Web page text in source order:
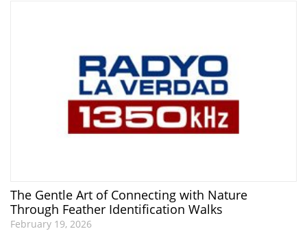
The Gentle Art of Connecting with Nature
Through Feather Identification Walks
February 19, 2026